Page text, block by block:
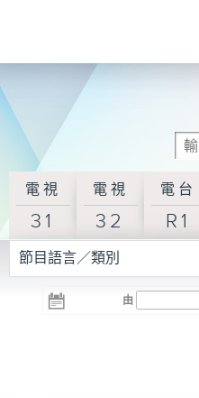
電視
31
電視
32
電台
R1
節目語言／類別
由